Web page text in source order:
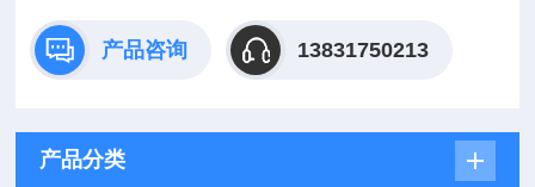
产品咨询 13831750213
产品分类